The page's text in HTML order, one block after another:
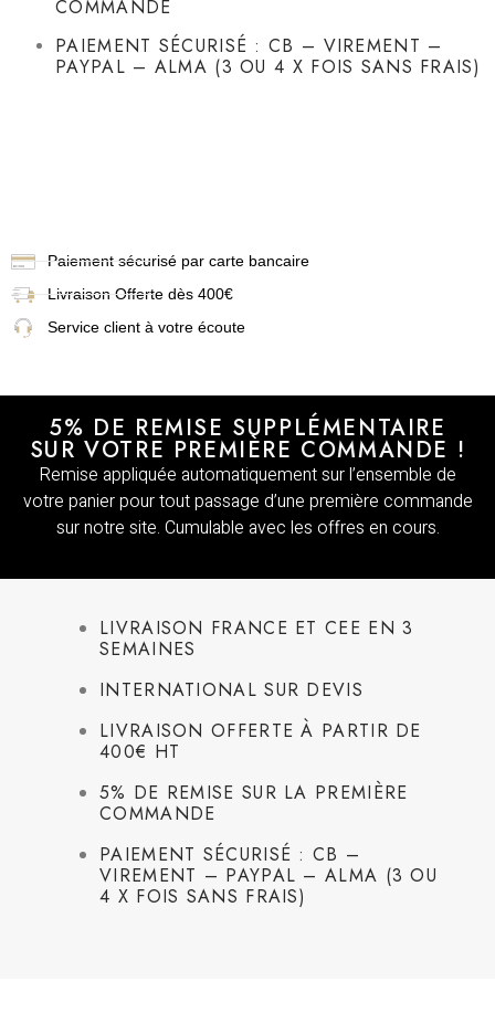
COMMANDE
PAIEMENT SÉCURISÉ : CB – VIREMENT –
PAYPAL – ALMA (3 OU 4 X FOIS SANS FRAIS)
Paiement sécurisé par carte bancaire
Livraison Offerte dès 400€
Service client à votre écoute
5% DE REMISE SUPPLÉMENTAIRE
SUR VOTRE PREMIÈRE COMMANDE !
Remise appliquée automatiquement sur l’ensemble de
votre panier pour tout passage d’une première commande
sur notre site. Cumulable avec les offres en cours.
LIVRAISON FRANCE ET CEE EN 3
SEMAINES
INTERNATIONAL SUR DEVIS
LIVRAISON OFFERTE À PARTIR DE
400€ HT
5% DE REMISE SUR LA PREMIÈRE
COMMANDE
PAIEMENT SÉCURISÉ : CB –
VIREMENT – PAYPAL – ALMA (3 OU
4 X FOIS SANS FRAIS)